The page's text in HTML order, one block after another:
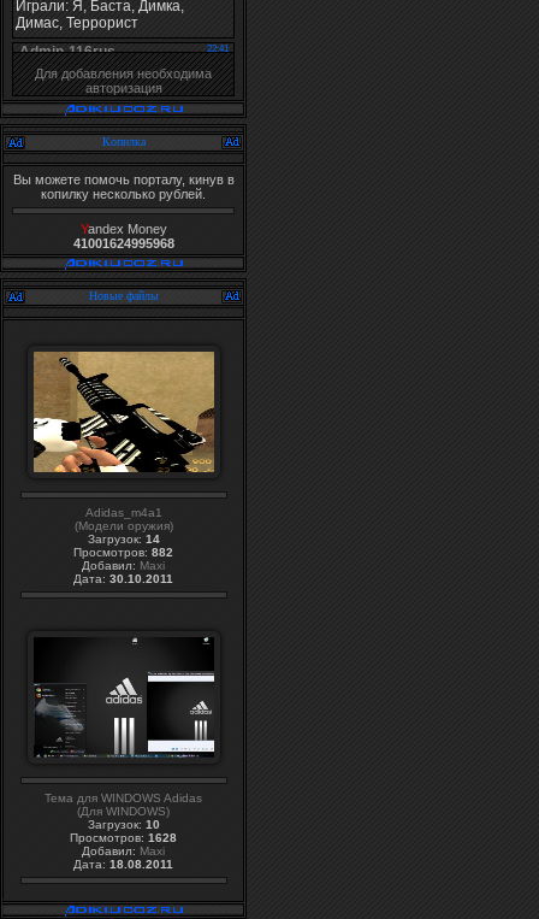
Для добавления необходима
авторизация
Копилка
Вы можете помочь порталу, кинув в
копилку несколько рублей.
Yandex Money
41001624995968
Новые файлы
Adidas_m4a1
(Модели оружия)
Загрузок: 14
Просмотров: 882
Добавил: Maxi
Дата: 30.10.2011
Тема для WINDOWS Adidas
(Для WINDOWS)
Загрузок: 10
Просмотров: 1628
Добавил: Maxi
Дата: 18.08.2011